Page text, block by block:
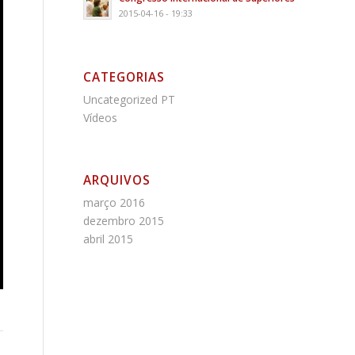
2015-04-16 - 19:33
CATEGORIAS
Uncategorized PT
Vídeos
ARQUIVOS
março 2016
dezembro 2015
abril 2015